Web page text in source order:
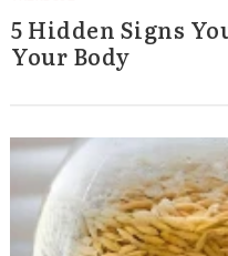
5 Hidden Signs
Your Body